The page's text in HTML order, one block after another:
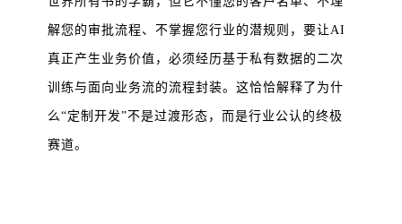
解您的审批流程、不掌握您行业的潜规则，要让AI
真正产生业务价值，必须经历基于私有数据的二次
训练与面向业务流的流程封装。这恰恰解释了为什
么“定制开发”不是过渡形态，而是行业公认的终极
赛道。